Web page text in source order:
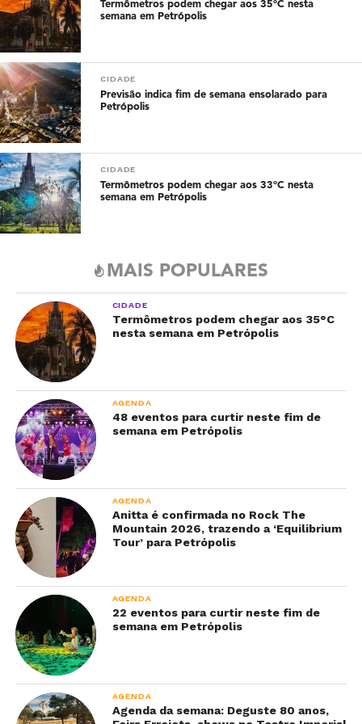
Termômetros podem chegar aos 35°C nesta
semana em Petrópolis
CIDADE
Previsão indica fim de semana ensolarado para
Petrópolis
CIDADE
Termômetros podem chegar aos 33°C nesta
semana em Petrópolis
MAIS POPULARES
CIDADE
Termômetros podem chegar aos 35°C
nesta semana em Petrópolis
AGENDA
48 eventos para curtir neste fim de
semana em Petrópolis
AGENDA
Anitta é confirmada no Rock The
Mountain 2026, trazendo a ‘Equilibrium
Tour’ para Petrópolis
AGENDA
22 eventos para curtir neste fim de
semana em Petrópolis
AGENDA
Agenda da semana: Deguste 80 anos,